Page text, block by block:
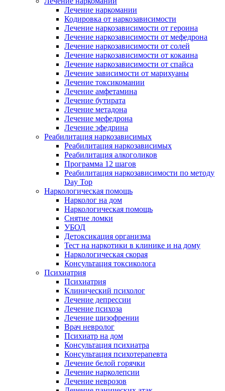
Лечение наркомании
Кодировка от наркозависимости
Лечение наркозависимости от героина
Лечение наркозависимости от мефедрона
Лечение наркозависимости от солей
Лечение наркозависимости от кокаина
Лечение наркозависимости от спайса
Лечение зависимости от марихуаны
Лечение токсикомании
Лечение амфетамина
Лечение бутирата
Лечение метадона
Лечение мефедрона
Лечение эфедрина
Реабилитация наркозависимых
Реабилитация наркозависимых
Реабилитация алкоголиков
Программа 12 шагов
Реабилитация наркозависимости по методу
Day Top
Наркологическая помощь
Нарколог на дом
Наркологическая помощь
Снятие ломки
УБОД
Детоксикация организма
Тест на наркотики в клинике и на дому
Наркологическая скорая
Консультация токсиколога
Психиатрия
Психиатрия
Клинический психолог
Лечение депрессии
Лечение психоза
Лечение шизофрении
Врач невролог
Психиатр на дом
Консультация психиатра
Консультация психотерапевта
Лечение белой горячки
Лечение нарколепсии
Лечение неврозов